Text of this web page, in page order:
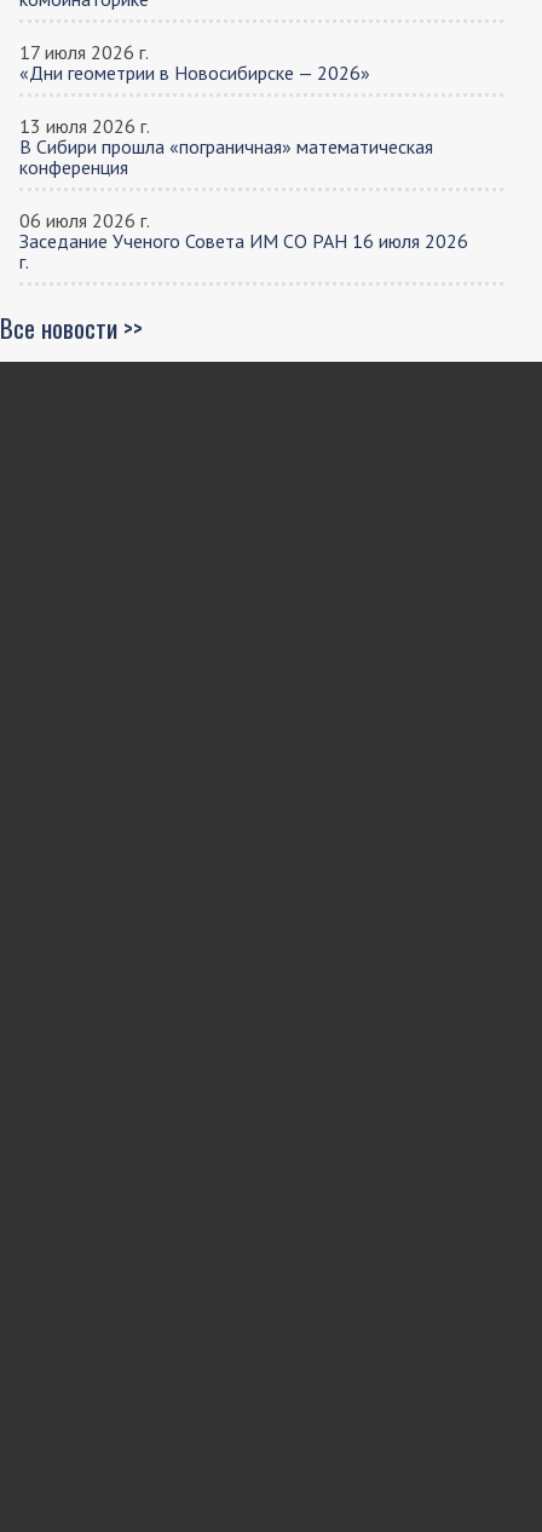
17 июля 2026 г.
«Дни геометрии в Новосибирске — 2026»
13 июля 2026 г.
В Сибири прошла «пограничная» математическая
конференция
06 июля 2026 г.
Заседание Ученого Совета ИМ СО РАН 16 июля 2026
г.
Все новости >>